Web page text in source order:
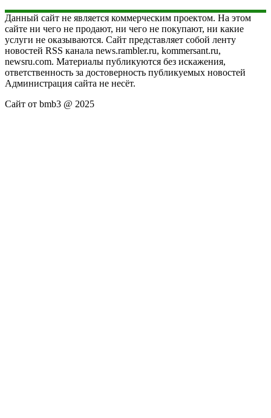
Данный сайт не является коммерческим проектом. На этом
сайте ни чего не продают, ни чего не покупают, ни какие
услуги не оказываются. Сайт представляет собой ленту
новостей RSS канала news.rambler.ru, kommersant.ru,
newsru.com. Материалы публикуются без искажения,
ответственность за достоверность публикуемых новостей
Администрация сайта не несёт.
Сайт от bmb3 @ 2025